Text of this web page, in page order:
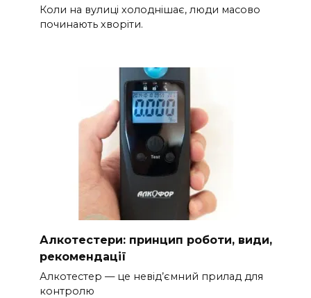
Коли на вулиці холоднішає, люди масово
починають хворіти.
Алкотестери: принцип роботи, види,
рекомендації
Алкотестер — це невід’ємний прилад для
контролю